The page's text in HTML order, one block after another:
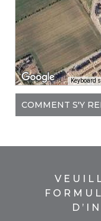
Keyboard
COMMENT S'Y